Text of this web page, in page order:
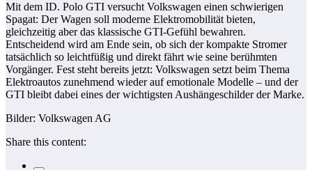
Mit dem ID. Polo GTI versucht Volkswagen einen schwierigen
Spagat: Der Wagen soll moderne Elektromobilität bieten,
gleichzeitig aber das klassische GTI-Gefühl bewahren.
Entscheidend wird am Ende sein, ob sich der kompakte Stromer
tatsächlich so leichtfüßig und direkt fährt wie seine berühmten
Vorgänger. Fest steht bereits jetzt: Volkswagen setzt beim Thema
Elektroautos zunehmend wieder auf emotionale Modelle – und der
GTI bleibt dabei eines der wichtigsten Aushängeschilder der Marke.
Bilder: Volkswagen AG
Share this content: